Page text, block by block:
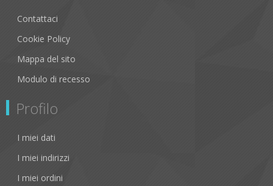
Contattaci
Cookie Policy
Mappa del sito
Modulo di recesso
Profilo
I miei dati
I miei indirizzi
I miei ordini